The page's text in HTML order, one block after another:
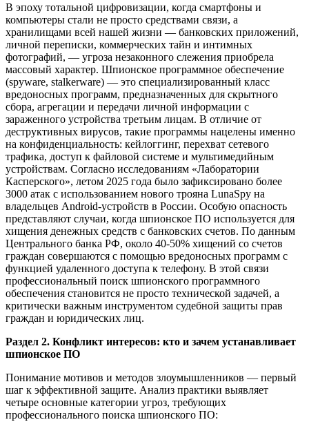
В эпоху тотальной цифровизации, когда смартфоны и
компьютеры стали не просто средствами связи, а
хранилищами всей нашей жизни — банковских приложений,
личной переписки, коммерческих тайн и интимных
фотографий, — угроза незаконного слежения приобрела
массовый характер. Шпионское программное обеспечение
(spyware, stalkerware) — это специализированный класс
вредоносных программ, предназначенных для скрытного
сбора, агрегации и передачи личной информации с
зараженного устройства третьим лицам. В отличие от
деструктивных вирусов, такие программы нацелены именно
на конфиденциальность: кейлоггинг, перехват сетевого
трафика, доступ к файловой системе и мультимедийным
устройствам. Согласно исследованиям «Лаборатории
Касперского», летом 2025 года было зафиксировано более
3000 атак с использованием нового трояна LunaSpy на
владельцев Android-устройств в России. Особую опасность
представляют случаи, когда шпионское ПО используется для
хищения денежных средств с банковских счетов. По данным
Центрального банка РФ, около 40-50% хищений со счетов
граждан совершаются с помощью вредоносных программ с
функцией удаленного доступа к телефону. В этой связи
профессиональный поиск шпионского программного
обеспечения становится не просто технической задачей, а
критически важным инструментом судебной защиты прав
граждан и юридических лиц.
Раздел 2. Конфликт интересов: кто и зачем устанавливает
шпионское ПО
Понимание мотивов и методов злоумышленников — первый
шаг к эффективной защите. Анализ практики выявляет
четыре основные категории угроз, требующих
профессионального поиска шпионского ПО: